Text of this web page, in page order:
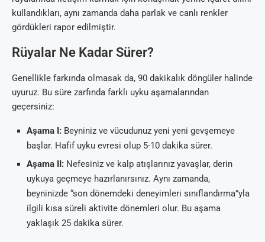
kullandıkları, aynı zamanda daha parlak ve canlı renkler
gördükleri rapor edilmiştir.
Rüyalar Ne Kadar Sürer?
Genellikle farkında olmasak da, 90 dakikalık döngüler halinde
uyuruz. Bu süre zarfında farklı uyku aşamalarından
geçersiniz:
Aşama I: Beyniniz ve vücudunuz yeni yeni gevşemeye
başlar. Hafif uyku evresi olup 5-10 dakika sürer.
Aşama II: Nefesiniz ve kalp atışlarınız yavaşlar, derin
uykuya geçmeye hazırlanırsınız. Aynı zamanda,
beyninizde “son dönemdeki deneyimleri sınıflandırma”yla
ilgili kısa süreli aktivite dönemleri olur. Bu aşama
yaklaşık 25 dakika sürer.